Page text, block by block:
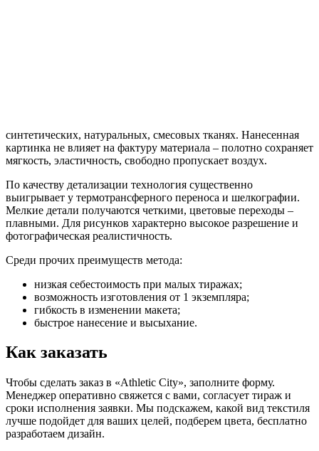
синтетических, натуральных, смесовых тканях. Нанесенная
картинка не влияет на фактуру материала – полотно сохраняет
мягкость, эластичность, свободно пропускает воздух.
По качеству детализации технология существенно
выигрывает у термотрансферного переноса и шелкографии.
Мелкие детали получаются четкими, цветовые переходы –
плавными. Для рисунков характерно высокое разрешение и
фотографическая реалистичность.
Среди прочих преимуществ метода:
низкая себестоимость при малых тиражах;
возможность изготовления от 1 экземпляра;
гибкость в изменении макета;
быстрое нанесение и высыхание.
Как заказать
Чтобы сделать заказ в «Athletic City», заполните форму.
Менеджер оперативно свяжется с вами, согласует тираж и
сроки исполнения заявки. Мы подскажем, какой вид текстиля
лучше подойдет для ваших целей, подберем цвета, бесплатно
разработаем дизайн.